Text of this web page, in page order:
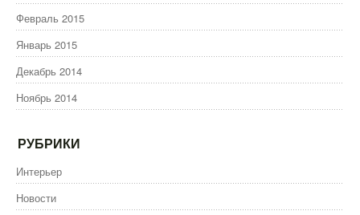
Февраль 2015
Январь 2015
Декабрь 2014
Ноябрь 2014
РУБРИКИ
Интерьер
Новости